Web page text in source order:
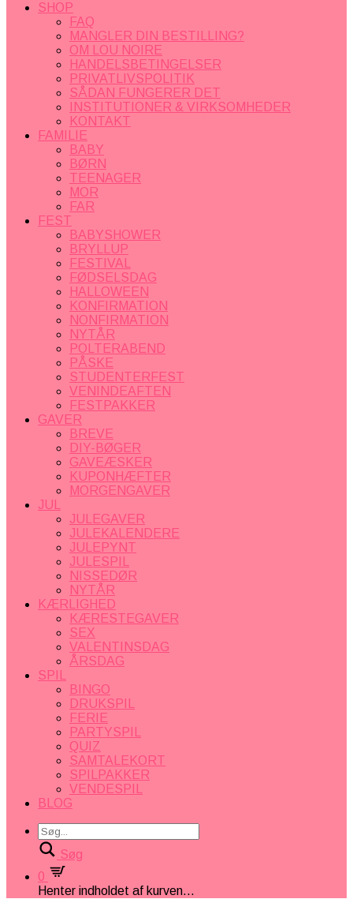
SHOP
FAQ
MANGLER DIN BESTILLING?
OM LOU NOIRE
HANDELSBETINGELSER
PRIVATLIVSPOLITIK
SÅDAN FUNGERER DET
INSTITUTIONER & VIRKSOMHEDER
KONTAKT
FAMILIE
BABY
BØRN
TEENAGER
MOR
FAR
FEST
BABYSHOWER
BRYLLUP
FESTIVAL
FØDSELSDAG
HALLOWEEN
KONFIRMATION
NONFIRMATION
NYTÅR
POLTERABEND
PÅSKE
STUDENTERFEST
VENINDEAFTEN
FESTPAKKER
GAVER
BREVE
DIY-BØGER
GAVEÆSKER
KUPONHÆFTER
MORGENGAVER
JUL
JULEGAVER
JULEKALENDERE
JULEPYNT
JULESPIL
NISSEDØR
NYTÅR
KÆRLIGHED
KÆRESTEGAVER
SEX
VALENTINSDAG
ÅRSDAG
SPIL
BINGO
DRUKSPIL
FERIE
PARTYSPIL
QUIZ
SAMTALEKORT
SPILPAKKER
VENDESPIL
BLOG
Søg
0
Henter indholdet af kurven...